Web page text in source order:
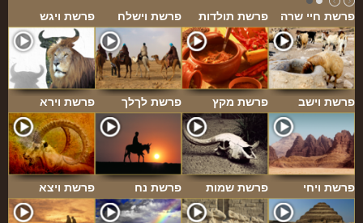
פרשת ויגש פרשת וישלח פרשת תולדות פרשת חיי שרה
פרשת וירא פרשת לךלך פרשת מקץ פרשת וישב
פרשת ויצא פרשת נח פרשת שמות פרשת ויחי